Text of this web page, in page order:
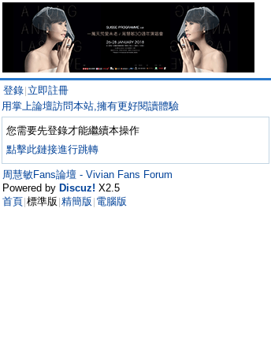
登錄 立即註冊
用掌上論壇訪問本站,擁有更好閱讀體驗
您需要先登錄才能繼續本操作
點擊此鏈接進行跳轉
周慧敏Fans論壇 - Vivian Fans Forum
Powered by Discuz! X2.5
首頁 標準版 精簡版 電腦版